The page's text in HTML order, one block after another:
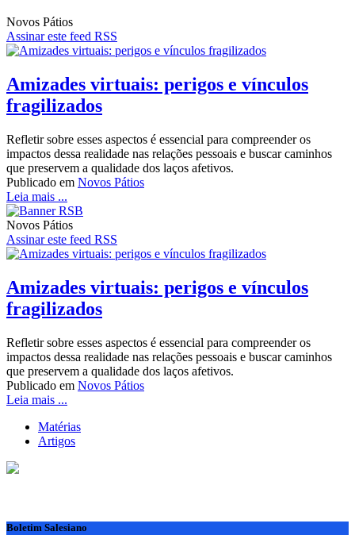
Novos Pátios
Assinar este feed RSS
Amizades virtuais: perigos e vínculos
fragilizados
Refletir sobre esses aspectos é essencial para compreender os
impactos dessa realidade nas relações pessoais e buscar caminhos
que preservem a qualidade dos laços afetivos.
Publicado em Novos Pátios
Leia mais ...
Novos Pátios
Assinar este feed RSS
Amizades virtuais: perigos e vínculos
fragilizados
Refletir sobre esses aspectos é essencial para compreender os
impactos dessa realidade nas relações pessoais e buscar caminhos
que preservem a qualidade dos laços afetivos.
Publicado em Novos Pátios
Leia mais ...
Matérias
Artigos
Boletim Salesiano